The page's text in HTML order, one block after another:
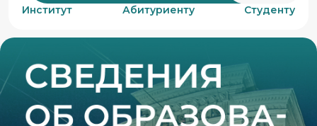
Институт Абитуриенту Студенту